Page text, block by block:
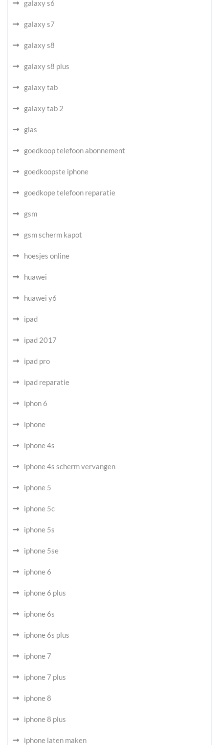
galaxy s6
galaxy s7
galaxy s8
galaxy s8 plus
galaxy tab
galaxy tab 2
glas
goedkoop telefoon abonnement
goedkoopste iphone
goedkope telefoon reparatie
gsm
gsm scherm kapot
hoesjes online
huawei
huawei y6
ipad
ipad 2017
ipad pro
ipad reparatie
iphon 6
iphone
iphone 4s
iphone 4s scherm vervangen
iphone 5
iphone 5c
iphone 5s
iphone 5se
iphone 6
iphone 6 plus
iphone 6s
iphone 6s plus
iphone 7
iphone 7 plus
iphone 8
iphone 8 plus
iphone laten maken